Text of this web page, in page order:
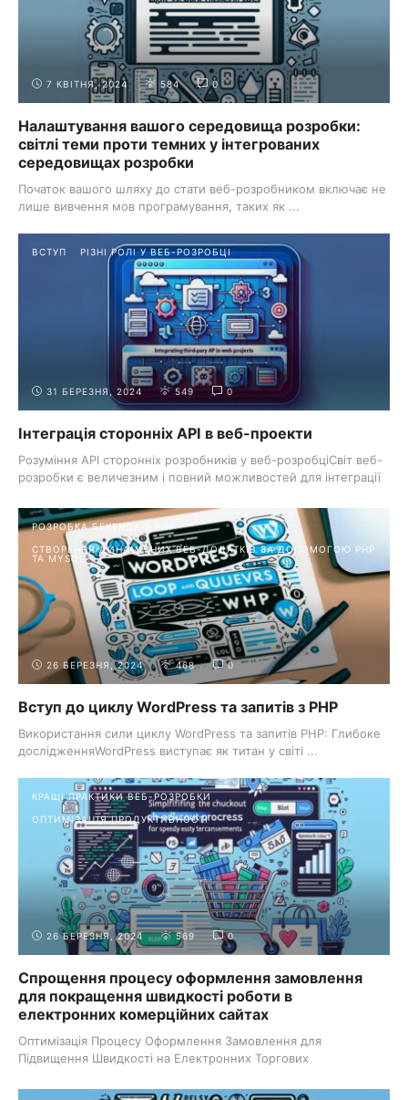
7 КВІТНЯ, 2024 584 0
Налаштування вашого середовища розробки:
світлі теми проти темних у інтегрованих
середовищах розробки
Початок вашого шляху до стати веб-розробником включає не
лише вивчення мов програмування, таких як ...
ВСТУП РІЗНІ РОЛІ У ВЕБ-РОЗРОБЦІ
31 БЕРЕЗНЯ, 2024 549 0
Інтеграція сторонніх API в веб-проекти
Розуміння API сторонніх розробників у веб-розробціСвіт веб-
розробки є величезним і повний можливостей для інтеграції
РОЗРОБКА БЕКЕНДА З PHP
СТВОРЕННЯ ДИНАМІЧНИХ ВЕБ-ДОДАТКІВ ЗА ДОПОМОГОЮ PHP
ТА MYSQL
26 БЕРЕЗНЯ, 2024 468 0
Вступ до циклу WordPress та запитів з PHP
Використання сили циклу WordPress та запитів PHP: Глибоке
дослідженняWordPress виступає як титан у світі ...
КРАЩІ ПРАКТИКИ ВЕБ-РОЗРОБКИ
ОПТИМІЗАЦІЯ ПРОДУКТИВНОСТІ
26 БЕРЕЗНЯ, 2024 569 0
Спрощення процесу оформлення замовлення
для покращення швидкості роботи в
електронних комерційних сайтах
Оптимізація Процесу Оформлення Замовлення для
Підвищення Швидкості на Електронних Торгових